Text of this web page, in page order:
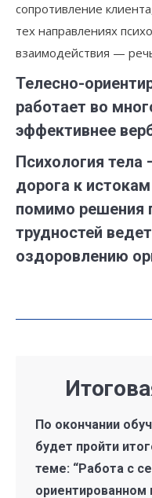
сопротивление
тех направлениях
взаимодействия —
Телесно-
работает во
эффективнее
Психология тела
дорога к
помимо решения
трудностей
оздоровлению
По окончании
будет пройти
теме: “Работа с
ориентированном